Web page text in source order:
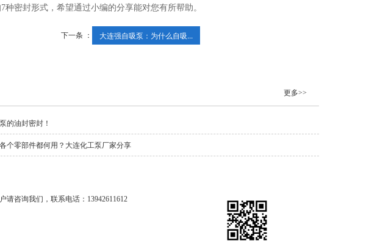
密封形式，希望通过小编的分享能对您有所帮助。
下一条 ： 大连强自吸泵：为什么自吸...
更多>>
的油封密封！
个零部件都何用？大连化工泵厂家分享
请咨询我们，联系电话：13942611612